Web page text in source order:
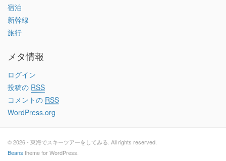
宿泊
新幹線
旅行
メタ情報
ログイン
投稿の RSS
コメントの RSS
WordPress.org
© 2026 - 東海でスキーツアーをしてみる. All rights reserved.
Beans theme for WordPress.